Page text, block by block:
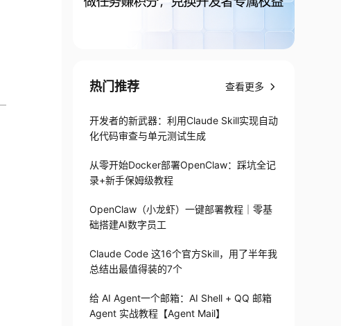
热门推荐 查看更多
开发者的新武器：利用Claude Skill实现自动
化代码审查与单元测试生成
从零开始Docker部署OpenClaw：踩坑全记
录+新手保姆级教程
OpenClaw（小龙虾）一键部署教程｜零基
础搭建AI数字员工
Claude Code 这16个官方Skill，用了半年我
总结出最值得装的7个
给 AI Agent一个邮箱：AI Shell + QQ 邮箱
Agent 实战教程【Agent Mail】